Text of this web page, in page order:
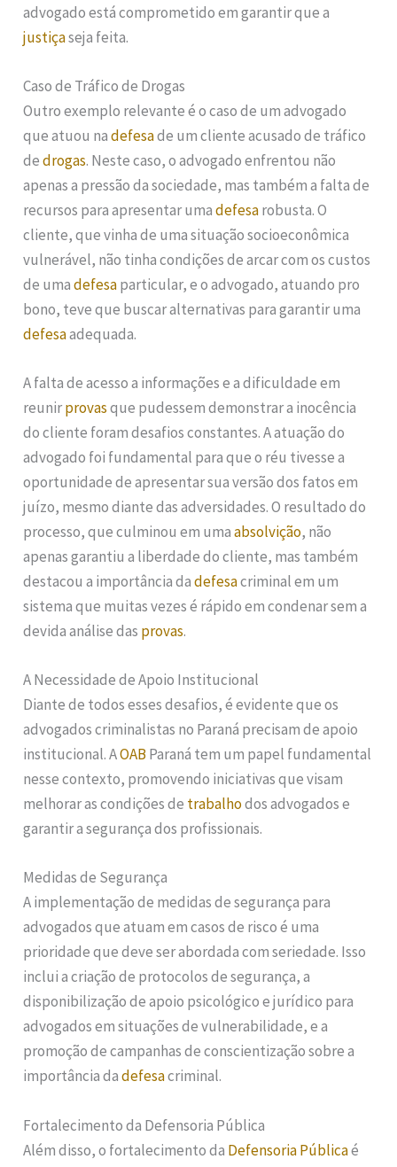
advogado está comprometido em garantir que a
justiçaseja feita.
Caso de Tráfico de Drogas
Outro exemplo relevante é o caso de um advogado
que atuou nadefesade um cliente acusado de tráfico
dedrogas. Neste caso, o advogado enfrentou não
apenas a pressão da sociedade, mas também a falta de
recursos para apresentar umadefesarobusta. O
cliente, que vinha de uma situação socioeconômica
vulnerável, não tinha condições de arcar com os custos
de umadefesaparticular, e o advogado, atuando pro
bono, teve que buscar alternativas para garantir uma
defesaadequada.
A falta de acesso a informações e a dificuldade em
reunirprovasque pudessem demonstrar a inocência
do cliente foram desafios constantes. A atuação do
advogado foi fundamental para que o réu tivesse a
oportunidade de apresentar sua versão dos fatos em
juízo, mesmo diante das adversidades. O resultado do
processo, que culminou em umaabsolvição, não
apenas garantiu a liberdade do cliente, mas também
destacou a importância dadefesacriminal em um
sistema que muitas vezes é rápido em condenar sem a
devida análise das provas.
A Necessidade de Apoio Institucional
Diante de todos esses desafios, é evidente que os
advogados criminalistas no Paraná precisam de apoio
institucional. AOABParaná tem um papel fundamental
nesse contexto, promovendo iniciativas que visam
melhorar as condições de trabalhodos advogados e
garantir a segurança dos profissionais.
Medidas de Segurança
A implementação de medidas de segurança para
advogados que atuam em casos de risco é uma
prioridade que deve ser abordada com seriedade. Isso
inclui a criação de protocolos de segurança, a
disponibilização de apoio psicológico e jurídico para
advogados em situações de vulnerabilidade, e a
promoção de campanhas de conscientização sobre a
importância dadefesacriminal.
Fortalecimento da Defensoria Pública
Além disso, o fortalecimento da Defensoria Públicaé